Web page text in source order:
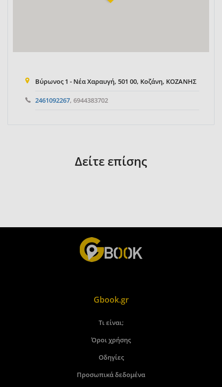
Βύρωνος 1 - Νέα Χαραυγή, 501 00, Κοζάνη, ΚΟΖΑΝΗΣ
2461092267, 6944383702
Δείτε επίσης
Gbook.gr
Τι είναι;
Όροι χρήσης
Οδηγίες
Προσωπικά δεδομένα